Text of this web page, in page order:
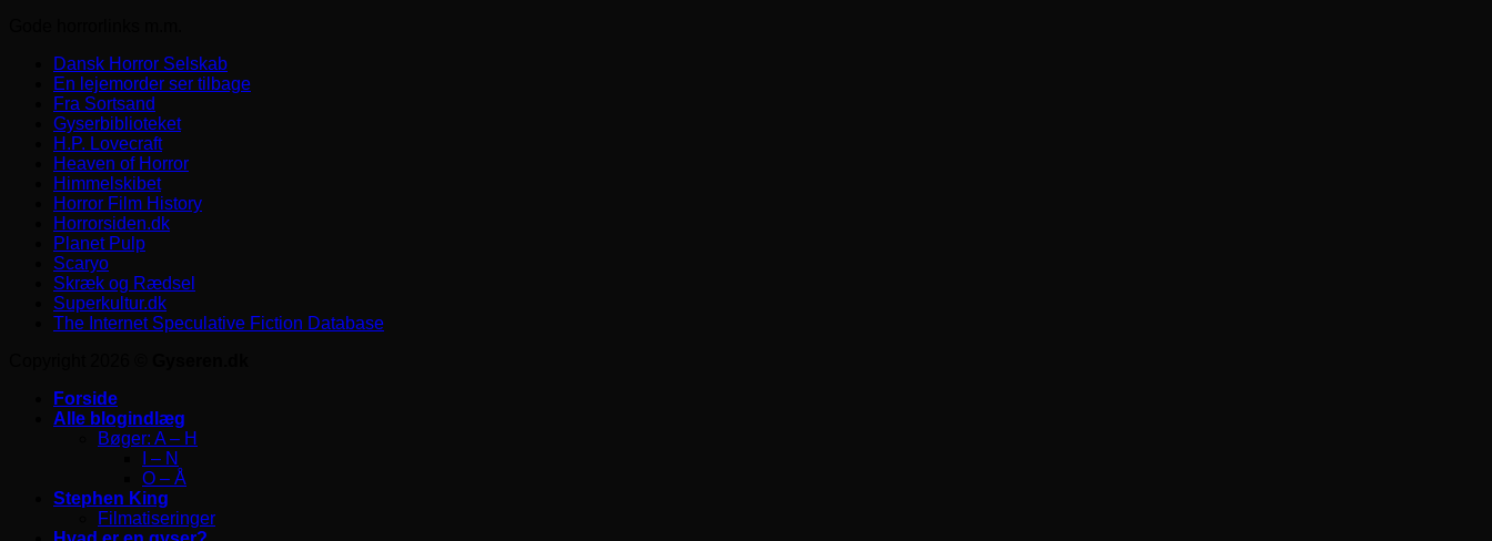
Dansk Horror Selskab
En lejemorder ser tilbage
Fra Sortsand
Gyserbiblioteket
H.P. Lovecraft
Heaven of Horror
Himmelskibet
Horror Film History
Horrorsiden.dk
Planet Pulp
Scaryo
Skræk og Rædsel
Superkultur.dk
The Internet Speculative Fiction Database
Forside
Alle blogindlæg
Bøger: A – H
I – N
O – Å
Stephen King
Filmatiseringer